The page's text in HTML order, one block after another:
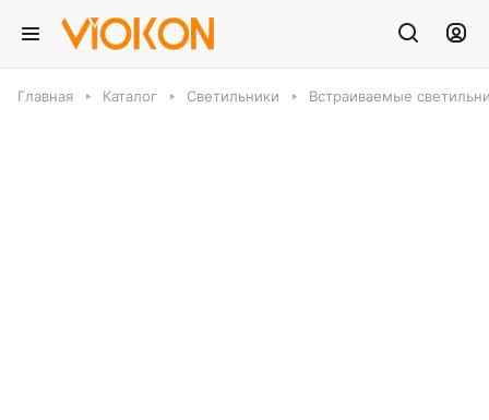
Главная Каталог Светильники Встраиваемые